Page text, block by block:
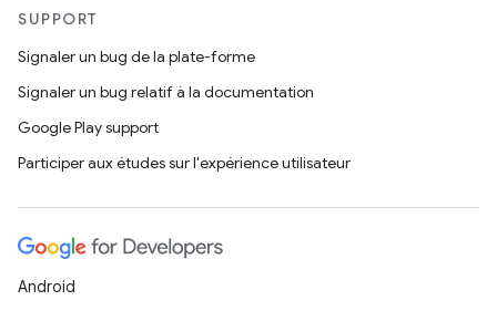
SUPPORT
Signaler un bug de la plate-forme
Signaler un bug relatif à la documentation
Google Play support
Participer aux études sur l'expérience utilisateur
Android